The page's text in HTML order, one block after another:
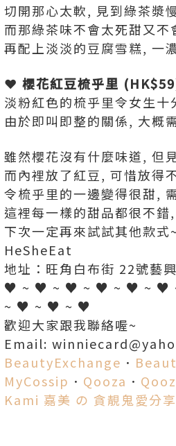
切開那心太軟, 見到綠茶漿
而那綠茶味不會太死甜又
再配上淡淡的豆腐雪糕,
❤ 櫻花紅豆梳乎里
淡粉紅色的梳乎里令女生
由於即叫即整的關係, 大概
雖然櫻花沒有什麼味道, 但
而內裡放了紅豆, 可惜放得
令梳乎里的一邊變得很甜,
這裡每一樣的甜品都很不
下次一定再來試試其他款式
HeSheEat
地址：旺角白布街 22號藝
♥ ~ ♥ ~ ♥ ~ ♥ ~ ♥ ~ ♥
~ ♥ ~ ♥ ~ ♥
歡迎大家跟我聯絡喔~
Email:
BeautyExchange ．
MyCossip ． Qooza ．
Kami 嘉美 の 貪靚鬼愛分享